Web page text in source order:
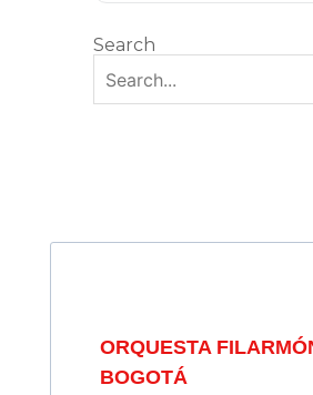
Search
ORQUESTA
BOGOTÁ